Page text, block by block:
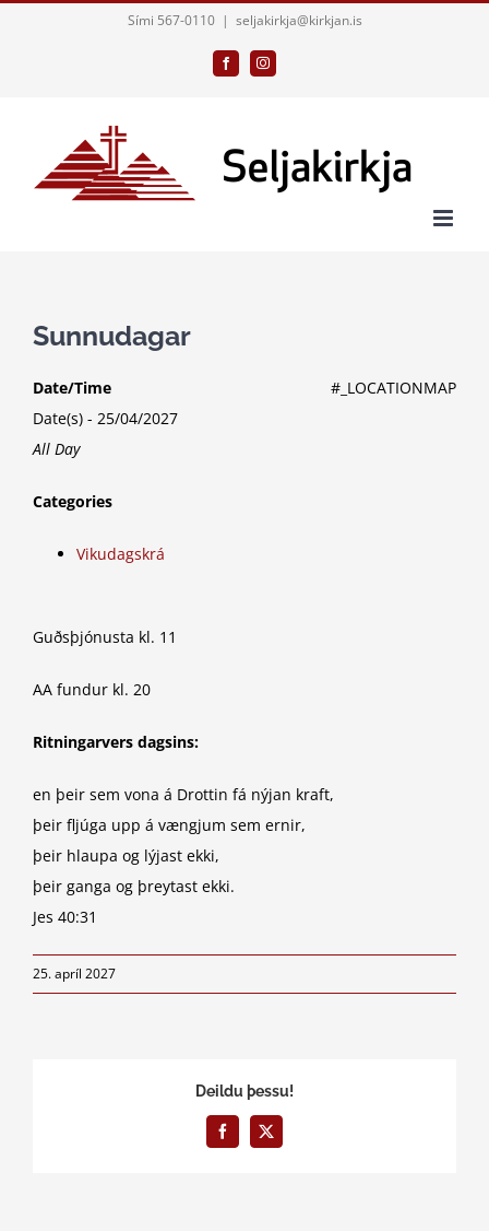
Sími 567-0110 | seljakirkja@kirkjan.is
FacebookInstagram
Sunnudagar
#_LOCATIONMAP
Date/Time
Date(s) - 25/04/2027
All Day
Categories
Vikudagskrá
Guðsþjónusta kl. 11
AA fundur kl. 20
Ritningarvers dagsins:
en þeir sem vona á Drottin fá nýjan kraft,
þeir fljúga upp á vængjum sem ernir,
þeir hlaupa og lýjast ekki,
þeir ganga og þreytast ekki.
Jes 40:31
25. apríl 2027
Deildu þessu!
Facebook
X